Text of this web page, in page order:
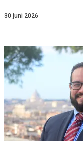
30 juni 2026